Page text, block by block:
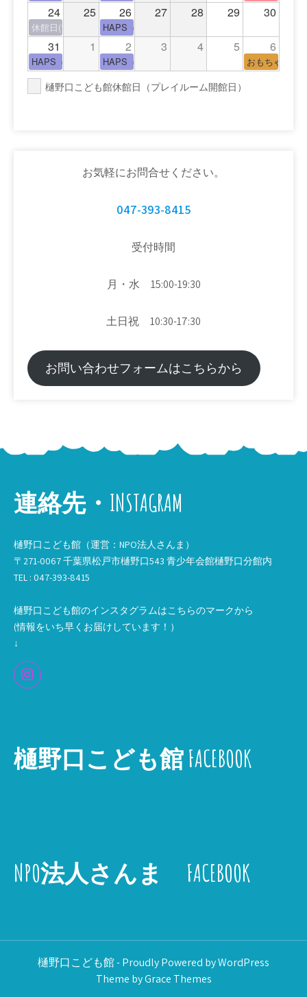
24 25 26 27 28 29 30
休館日(青少年会館休館日)HAPS（中高生タイム）
31 1 2 3 4 5 6
HAPS（中高生タイム）HAPS（中高生タイム） おもちゃの広
樋野口こども館休館日（プレイルーム開館日）
お気軽にお問合せください。
047-393-8415
受付時間
月・水 15:00-19:30
土日祝 10:30-17:30
お問い合わせフォームはこちらから
連絡先・INSTAGRAM
樋野口こども館（運営：NPO法人さんま）
〒271-0067 千葉県松戸市樋野口543 青少年会館樋野口分館内
TEL : 047-393-8415
樋野口こども館のインスタグラムはこちらのマークから
(情報をいち早くお届けしています！）
↓
樋野口こども館 FACEBOOK
NPO法人さんま FACEBOOK
樋野口こども館 - Proudly Powered by WordPress
Theme by Grace Themes